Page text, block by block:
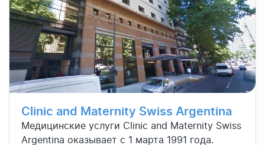
Clinic and Maternity Swiss Argentina
Медицинские услуги Clinic and Maternity Swiss
Argentina оказывает с 1 марта 1991 года.